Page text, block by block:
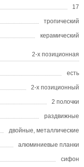
17
тропический
керамический
2-х позиционная
есть
2-х позиционный
2 полочки
раздвижные
двойные, металлические
алюминиевые планки
сифон